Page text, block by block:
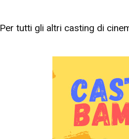
Per tutti gli altri casting di